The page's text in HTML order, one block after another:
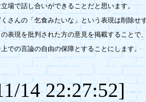
場で話し合いができることだと思います。
さんの「乞食みたいな」という表現は削除せ
表現を批判された方の意見を掲載することで
での言論の自由の保障とすることにします。
14 22:27:52]